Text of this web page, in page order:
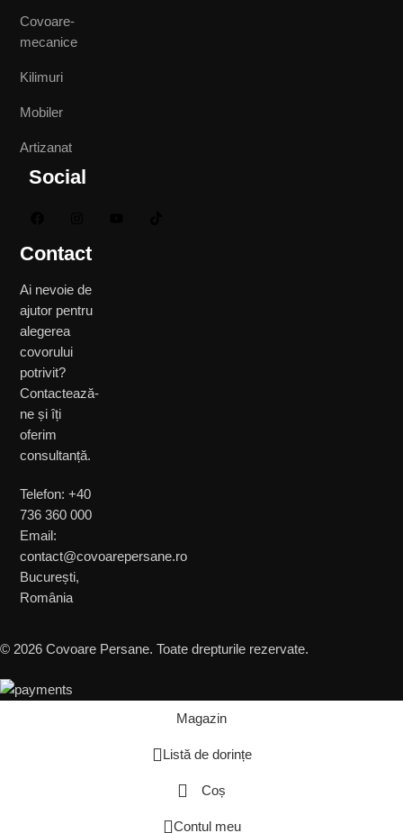
Covoare-
mecanice
Kilimuri
Mobiler
Artizanat
Social
Contact
Ai nevoie de
ajutor pentru
alegerea
covorului
potrivit?
Contactează-
ne și îți
oferim
consultanță.
Telefon: +40
736 360 000
Email:
contact@covoarepersane.ro
București,
România
© 2026 Covoare Persane. Toate drepturile rezervate.
Magazin
Listă de dorințe
Coș
Contul meu